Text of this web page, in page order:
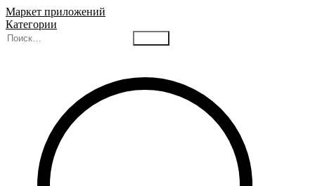
Маркет приложений
Категории